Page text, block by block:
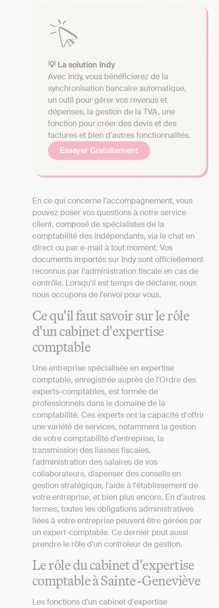
💡 La solution Indy
Avec Indy, vous bénéficierez de la
synchronisation bancaire automatique,
un outil pour gérer vos revenus et
dépenses, la gestion de la TVA, une
fonction pour créer des devis et des
factures et bien d'autres fonctionnalités.
Essayer Gratuitement
En ce qui concerne l’accompagnement, vous
pouvez poser vos questions à notre service
client, composé de spécialistes de la
comptabilité des indépendants, via le chat en
direct ou par e-mail à tout moment. Vos
documents importés sur Indy sont officiellement
reconnus par l'administration fiscale en cas de
contrôle. Lorsqu'il est temps de déclarer, nous
nous occupons de l'envoi pour vous.
Ce qu'il faut savoir sur le rôle
d'un cabinet d'expertise
comptable
Une entreprise spécialisée en expertise
comptable, enregistrée auprès de l'Ordre des
experts-comptables, est formée de
professionnels dans le domaine de la
comptabilité. Ces experts ont la capacité d'offrir
une variété de services, notamment la gestion
de votre comptabilité d'entreprise, la
transmission des liasses fiscales,
l'administration des salaires de vos
collaborateurs, dispenser des conseils en
gestion stratégique, l'aide à l'établissement de
votre entreprise, et bien plus encore. En d’autres
termes, toutes les obligations administratives
liées à votre entreprise peuvent être gérées par
un expert-comptable. Ce dernier peut aussi
prendre le rôle d'un controleur de gestion.
Le rôle du cabinet d'expertise
comptable à Sainte-Geneviève
Les fonctions d'un cabinet d'expertise